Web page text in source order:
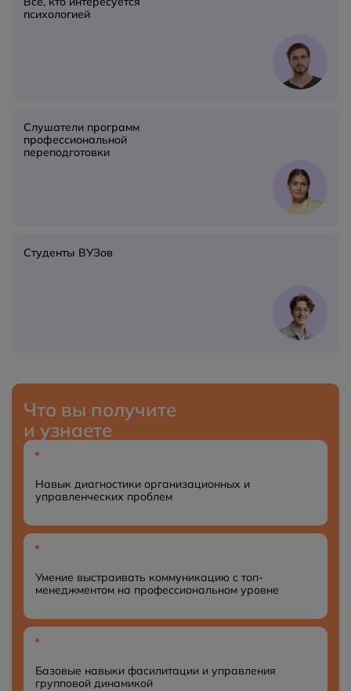
психологией
Слушатели программ
профессиональной
переподготовки
Студенты ВУЗов
Что вы получите
и узнаете
Навык диагностики организационных и
управленческих проблем
Умение выстраивать коммуникацию с топ-
менеджментом на профессиональном уровне
Базовые навыки фасилитации и управления
групповой динамикой